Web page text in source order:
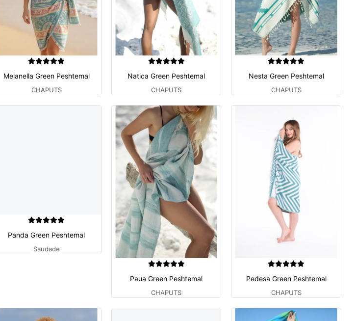
Melanella Green Peshtemal
CHAPUTS
Natica Green Peshtemal
CHAPUTS
Nesta Green Peshtemal
CHAPUTS
Panda Green Peshtemal
Saudade
Paua Green Peshtemal
CHAPUTS
Pedesa Green Peshtemal
CHAPUTS